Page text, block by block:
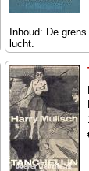
Inhoud: De
lucht.